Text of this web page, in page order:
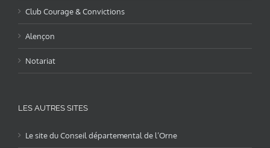
Club Courage & Convictions
Alençon
Notariat
LES AUTRES SITES
Le site du Conseil départemental de l’Orne